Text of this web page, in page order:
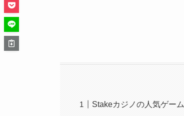
Stakeカジノの人気ゲーム